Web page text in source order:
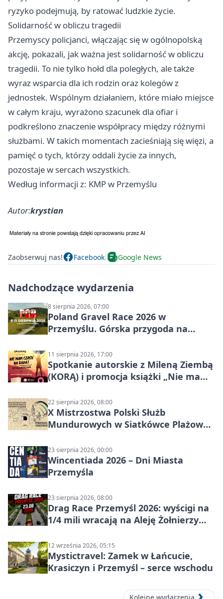
ryzyko podejmują, by ratować ludzkie życie.
Solidarność w obliczu tragedii
Przemyscy policjanci, włączając się w ogólnopolską
akcję, pokazali, jak ważna jest solidarność w obliczu
tragedii. To nie tylko hołd dla poległych, ale także
wyraz wsparcia dla ich rodzin oraz kolegów z
jednostek. Wspólnym działaniem, które miało miejsce
w całym kraju, wyrażono szacunek dla ofiar i
podkreślono znaczenie współpracy między różnymi
służbami. W takich momentach zacieśniają się więzi, a
pamięć o tych, którzy oddali życie za innych,
pozostaje w sercach wszystkich.
Według informacji z: KMP w Przemyślu
Autor:krystian
Zaobserwuj nas! Facebook Google News
Nadchodzące wydarzenia
8 sierpnia 2026, 07:00
Poland Gravel Race 2026 w
Przemyślu. Górska przygoda na
11 sierpnia 2026, 17:00
Spotkanie autorskie z Mileną Ziembą
(KORĄ) i promocja książki „Nie mam
22 sierpnia 2026, 08:00
X Mistrzostwa Polski Służb
Mundurowych w Siatkówce Plażowej
23 sierpnia 2026, 00:00
Wincentiada 2026 – Dni Miasta
Przemyśla
23 sierpnia 2026, 08:00
Drag Race Przemyśl 2026: wyścigi na
1/4 mili wracają na Aleję Żołnierzy
12 września 2026, 05:15
Mystictravel: Zamek w Łańcucie,
Krasiczyn i Przemyśl – serce wschodu